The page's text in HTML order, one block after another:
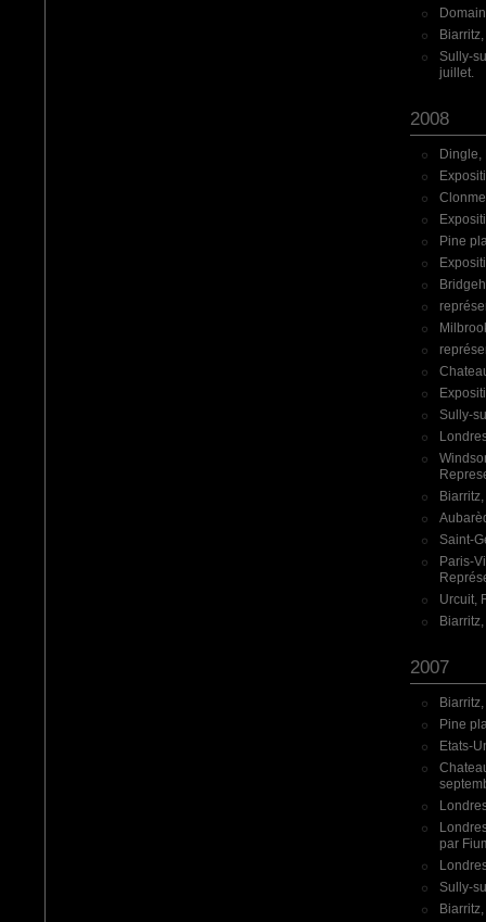
Sully-
juillet.
2008
Dingle,
Pine
Sully-
Saint-
Paris-
Urcuit,
2007
Pine
Etats-
par
Sully-